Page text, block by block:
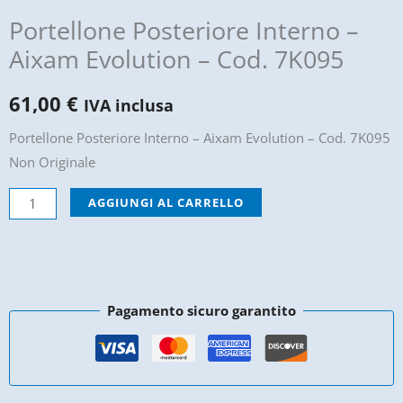
Portellone Posteriore Interno –
Aixam Evolution – Cod. 7K095
61,00 € IVA inclusa
Portellone Posteriore Interno – Aixam Evolution – Cod. 7K095
Non Originale
Portellone
Posteriore
Evolution
AGGIUNGI AL CARRELLO
Pagamento sicuro garantito